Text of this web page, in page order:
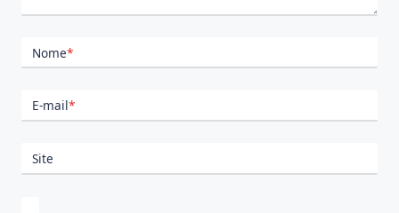
Nome*
E-mail*
Site